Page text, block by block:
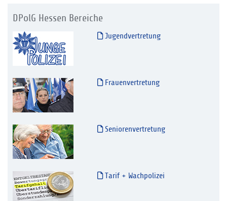
DPolG Hessen Bereiche
Jugendvertretung
Frauenvertretung
Seniorenvertretung
Tarif + Wachpolizei